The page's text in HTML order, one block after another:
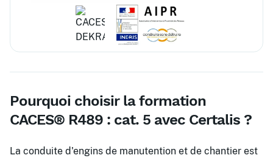
Pourquoi choisir la formation
CACES® R489 : cat. 5 avec Certalis ?
La conduite d'engins de manutention et de chantier est